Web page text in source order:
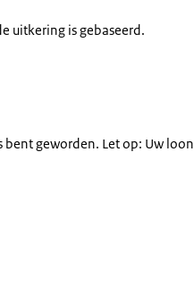
uitkering is gebaseerd.
geworden. Let op: Uw loon